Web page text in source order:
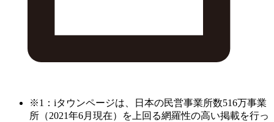
※1：iタウンページは、日本の民営事業所数516万事業
所（2021年6月現在）を上回る網羅性の高い掲載を行っ